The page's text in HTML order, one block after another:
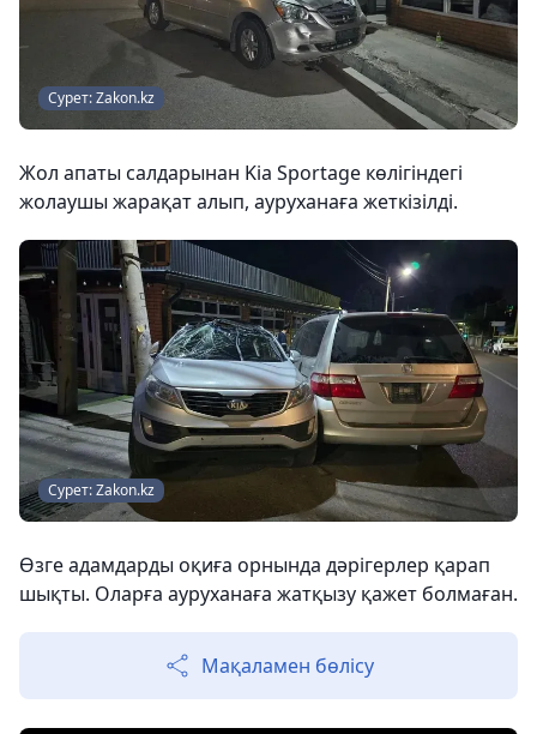
Сурет: Zakon.kz
Жол апаты салдарынан Kia Sportage көлігіндегі
жолаушы жарақат алып, ауруханаға жеткізілді.
Сурет: Zakon.kz
Өзге адамдарды оқиға орнында дәрігерлер қарап
шықты. Оларға ауруханаға жатқызу қажет болмаған.
Мақаламен бөлісу